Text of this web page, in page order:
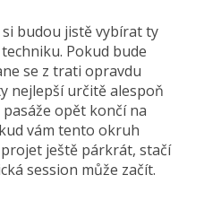
budou jistě vybírat ty
Pokud bude
se z trati opravdu
nejlepší určitě alespoň
opět končí na
vám tento okruh
ještě párkrát, stačí
session může začít.